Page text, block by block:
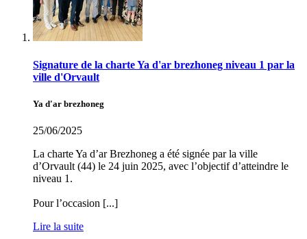
Signature de la charte Ya d'ar brezhoneg niveau 1 par la
ville d'Orvault
Ya d'ar brezhoneg
25/06/2025
La charte Ya d’ar Brezhoneg a été signée par la ville
d’Orvault (44) le 24 juin 2025, avec l’objectif d’atteindre le
niveau 1.
Pour l’occasion [...]
Lire la suite